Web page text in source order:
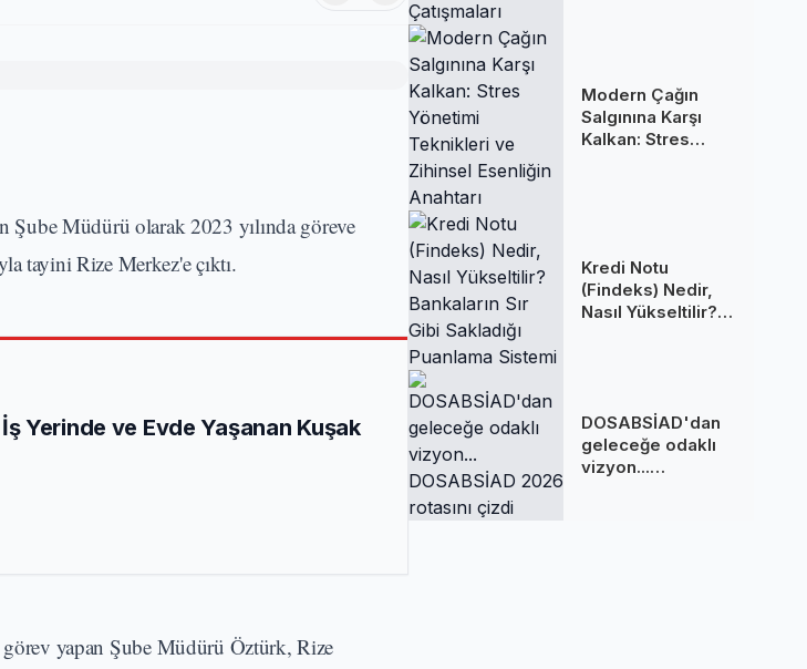
Şube Müdürü olarak 2023 yılında göreve
tayini Rize Merkez'e çıktı.
Yerinde ve Evde Yaşanan Kuşak
görev yapan Şube Müdürü Öztürk, Rize
Modern Çağın
Salgınına Karşı
Kalkan: Stres
Kredi Notu
(Findeks) Nedir,
Nasıl Yükseltilir?
DOSABSİAD'dan
geleceğe odaklı
vizyon...